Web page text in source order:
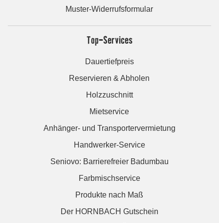
Muster-Widerrufsformular
Top-Services
Dauertiefpreis
Reservieren & Abholen
Holzzuschnitt
Mietservice
Anhänger- und Transportervermietung
Handwerker-Service
Seniovo: Barrierefreier Badumbau
Farbmischservice
Produkte nach Maß
Der HORNBACH Gutschein